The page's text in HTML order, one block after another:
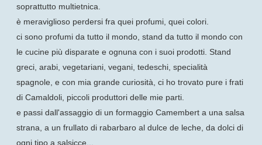
soprattutto multietnica.
è meraviglioso perdersi fra quei profumi, quei colori.
ci sono profumi da tutto il mondo, stand da tutto il mondo con
le cucine più disparate e ognuna con i suoi prodotti. Stand
greci, arabi, vegetariani, vegani, tedeschi, specialità
spagnole, e con mia grande curiosità, ci ho trovato pure i frati
di Camaldoli, piccoli produttori delle mie parti.
e passi dall'assaggio di un formaggio Camembert a una salsa
strana, a un frullato di rabarbaro al dulce de leche, da dolci di
ogni tipo a salsicce...